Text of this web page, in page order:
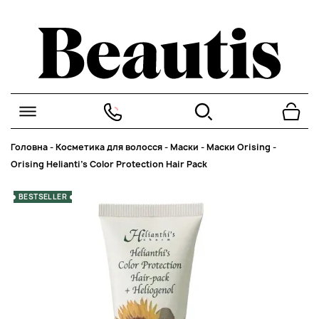
Головна-Косметика для волосся-Маски -Маски Orising -
Orising Helianti's Color Protection Hair Pack
BESTSELLER